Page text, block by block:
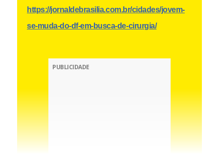
https://jornaldebrasilia.com.br/cidades/jovem-
se-muda-do-df-em-busca-de-cirurgia/